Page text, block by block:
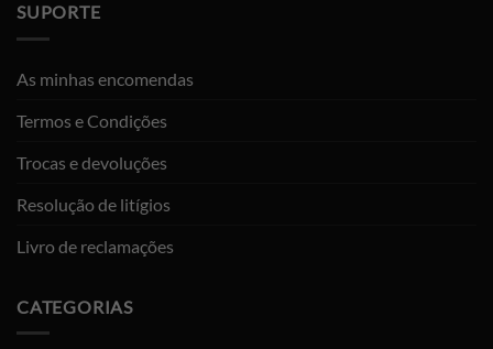
SUPORTE
As minhas encomendas
Termos e Condições
Trocas e devoluções
Resolução de litígios
Livro de reclamações
CATEGORIAS